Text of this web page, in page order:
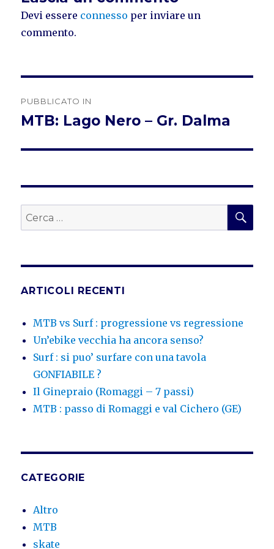
Devi essere connesso per inviare un
commento.
articoli
PUBBLICATO IN
MTB: Lago Nero – Gr. Dalma
Cerca:
ARTICOLI RECENTI
MTB vs Surf : progressione vs regressione
Un’ebike vecchia ha ancora senso?
Surf : si puo’ surfare con una tavola
GONFIABILE ?
Il Ginepraio (Romaggi – 7 passi)
MTB : passo di Romaggi e val Cichero (GE)
CATEGORIE
Altro
MTB
skate